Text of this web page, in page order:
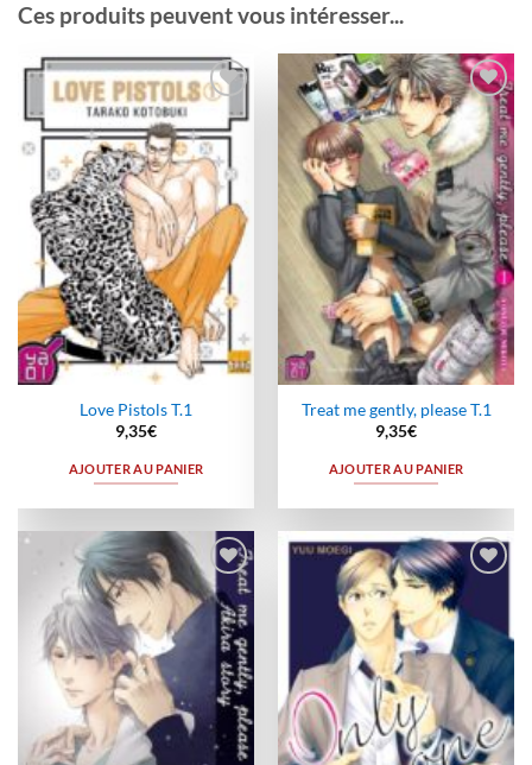
Ces produits peuvent vous intéresser...
Ajouter
à la
wishlist
Love Pistols T.1
9,35€
AJOUTER AU PANIER
Ajouter
à la
wishlist
Treat me gently, please T.1
9,35€
AJOUTER AU PANIER
Ajouter
à la
wishlist
Ajouter
wishlist